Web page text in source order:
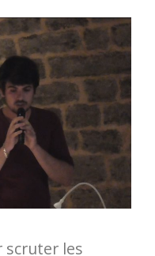
scruter les